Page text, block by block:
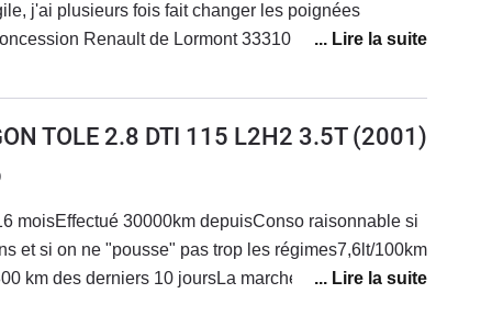
j'ai plusieurs fois fait changer les poignées
Renault de Lormont 33310 me dit de me
trois master avec tous le même problèmes des
peux plus accéder à l'arrière de mes camions C EST
plus de 13 ans et 200 000 km en moyenne N
sous peines de ne pas pouvoir les réparer
TOLE 2.8 DTI 115 L2H2 3.5T(2001)
moisEffectué 30000km depuisConso raisonnable si
et si on ne "pousse" pas trop les régimes7,6lt/100km
km des derniers 10 joursLa marche arrière parfois